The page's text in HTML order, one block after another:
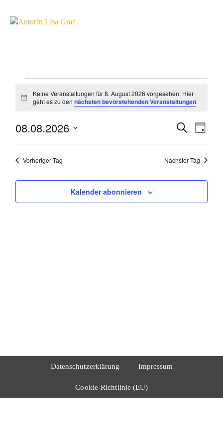
Veranstaltungen
für
8.
August
2026
Hinweis
Keine Veranstaltungen für 8. August 2026 vorgesehen. Hier
geht es zu dennächsten bevorstehenden Veranstaltungen.
Suche
und
Suche
Tag
08.08.2026
Vorheriger Tag
Nächster Tag
Kalender abonnieren
Datenschutzerklärung Impressum
Cookie-Richtlinie (EU)